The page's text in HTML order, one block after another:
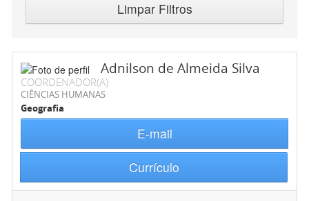
Limpar Filtros
Adnilson de Almeida Silva
COORDENADOR(A)
CIÊNCIAS HUMANAS
Geografia
E-mail
Currículo